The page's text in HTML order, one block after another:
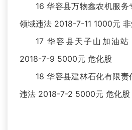
16 华容县万物鑫农机服
领域违法 2018-7-11 1000元
17 华容县天子山加油
2018-7-9 5000元 危化股
18 华容县建林石化有限
违法 2018-7-2 5000元 危化股